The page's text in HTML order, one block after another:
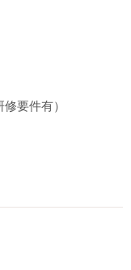
要件有）